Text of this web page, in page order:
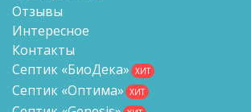
Отзывы
Интересное
Контакты
Септик «БиоДека» ХИТ
Септик «Оптима» ХИТ